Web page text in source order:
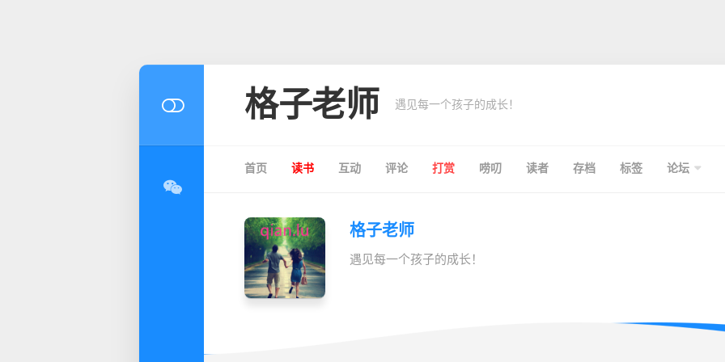
格子老师 遇见每一个孩子的成长！
首页 读书 互动 评论 打赏 唠叨 读者 存档 标签 论坛
格子老师
遇见每一个孩子的成长！